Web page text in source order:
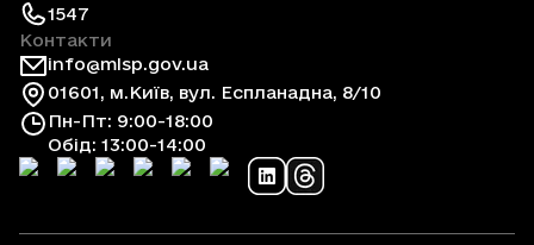
1547
Контакти
info@mlsp.gov.ua
01601, м.Київ, вул. Еспланадна, 8/10
Пн-Пт: 9:00-18:00
Обід: 13:00-14:00